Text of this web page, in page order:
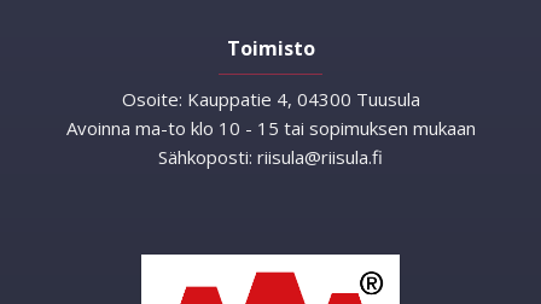
Toimisto
Osoite: Kauppatie 4, 04300 Tuusula
Avoinna ma-to klo 10 - 15 tai sopimuksen mukaan
Sähkoposti: riisula@riisula.fi